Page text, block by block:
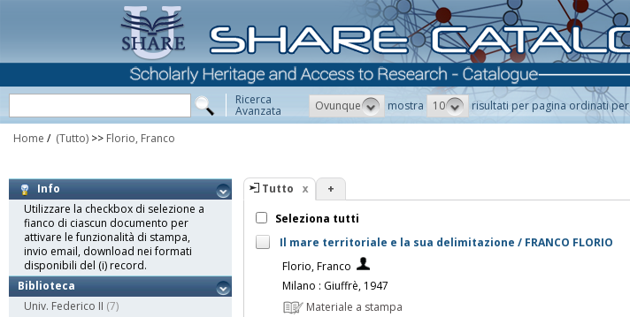
Ricerca
Avanzata Ovunque mostra 10 risultati per pagina ordinati per
Home / (Tutto) >> Florio, Franco
Info
Utilizzare la checkbox di selezione a
fianco di ciascun documento per
attivare le funzionalità di stampa,
invio email, download nei formati
disponibili del (i) record.
Biblioteca
Univ. Federico II (7)
Tutto +
Seleziona tutti
Il mare territoriale e la sua delimitazione / FRANCO FLORIO
Florio, Franco
Milano : Giuffrè, 1947
Materiale a stampa